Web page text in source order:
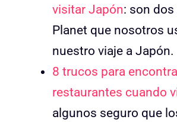
visitar Japón: son
Planet que nosotros
nuestro viaje a Japón.
8 trucos para
restaurantes cuando
algunos seguro que